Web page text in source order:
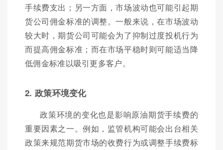
手续费支出；另一方面，市场波动也可能引起期
货公司佣金标准的调整。一般来说，在市场波动
较大时，期货公司可能会为了抑制过度投机行为
而提高佣金标准；而在市场平稳时则可能适当降
低佣金标准以吸引更多客户。
2. 政策环境变化
政策环境的变化也是影响原油期货手续费的
重要因素之一。例如，监管机构可能会出台相关
政策来规范期货市场的收费行为或调整手续费标